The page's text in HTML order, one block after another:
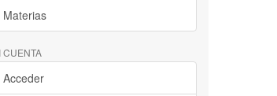
Materias
CUENTA
Acceder